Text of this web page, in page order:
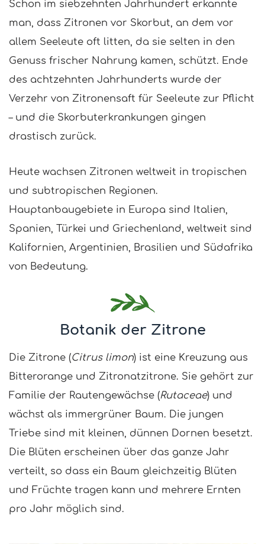
Schon im siebzehnten Jahrhundert erkannte
man, dass Zitronen vor Skorbut, an dem vor
allem Seeleute oft litten, da sie selten in den
Genuss frischer Nahrung kamen, schützt. Ende
des achtzehnten Jahrhunderts wurde der
Verzehr von Zitronensaft für Seeleute zur Pflicht
– und die Skorbuterkrankungen gingen
drastisch zurück.
Heute wachsen Zitronen weltweit in tropischen
und subtropischen Regionen.
Hauptanbaugebiete in Europa sind Italien,
Spanien, Türkei und Griechenland, weltweit sind
Kalifornien, Argentinien, Brasilien und Südafrika
von Bedeutung.
Botanik der Zitrone
Die Zitrone (Citrus limon) ist eine Kreuzung aus
Bitterorange und Zitronatzitrone. Sie gehört zur
Familie der Rautengewächse (Rutaceae) und
wächst als immergrüner Baum. Die jungen
Triebe sind mit kleinen, dünnen Dornen besetzt.
Die Blüten erscheinen über das ganze Jahr
verteilt, so dass ein Baum gleichzeitig Blüten
und Früchte tragen kann und mehrere Ernten
pro Jahr möglich sind.